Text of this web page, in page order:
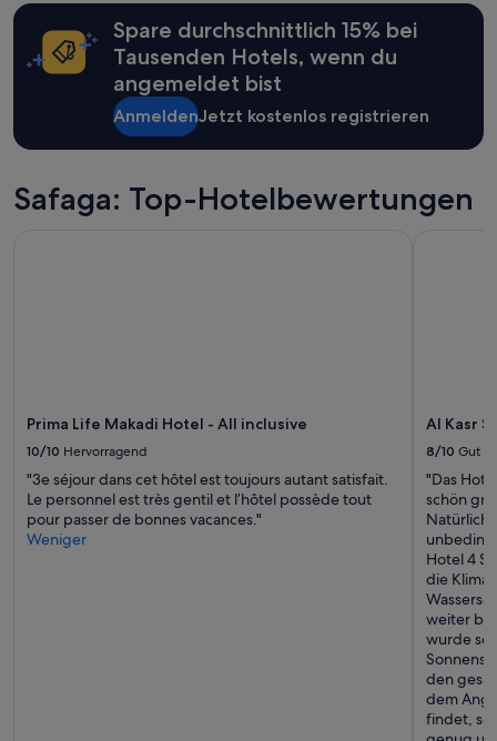
Spare durchschnittlich 15% bei
Tausenden Hotels, wenn du
angemeldet bist
AnmeldenJetzt kostenlos registrieren
Safaga: Top-Hotelbewertungen
Prima Life Makadi Hotel - All inclusive
10/10 Hervorragend
"3e séjour dans cet hôtel est toujours autant satisfait.
Le personnel est très gentil et l’hôtel possède tout
pour passer de bonnes vacances."
Weniger
Al Kasr
8/10 Gut
"Das
schön
Natürlich
Hotel 4
die
weiter
wurde
den
dem
findet,